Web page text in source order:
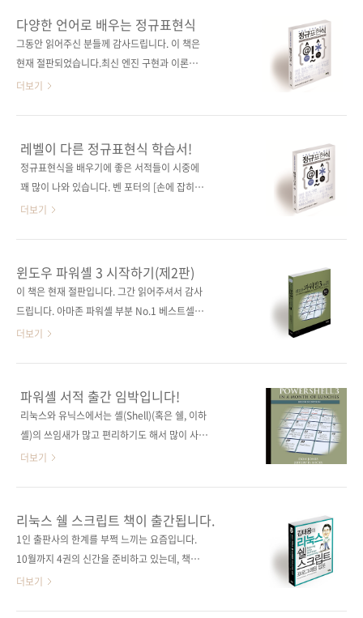
번가] [알라딘] [예스이십사] [인터파크] [쿠팡]
전자책 구매 사이트(가나다순) [교보문고] [구글
북스] [리디북스] [알라딘] [예스이십..
(BingChat) 등 내로라하는 기업들에서 앞다투
어 내놓았죠. 바로 얼마 전 네이버에서도 하이퍼
클로바X(HyperCLOVA X)를 선보였습니다. '기
호기심 때문이라도 한 번쯤 써봤을 것이라고 생
각합니다. 등장 당시 굉장한 충격으로 다가왔고,
출판계에서도 이 흐름을 놓치지 않고 수많은 책
이 쏟아져 나왔습니다. 저도 안 써볼 수 없어서
이번에 소개해드릴 《인간 vs. AI 정규표현식 ..
다양한 언어로 배우는 정규표현식
그동안 읽어주신 분들께 감사드립니다. 이 책은
현재 절판되었습니다.최신 엔진 구현과 이론적
배경!한 권으로 배우는 정규표현식의 모든 것!
9784774172705)저자명 신야 료마, 스즈키 유
스케, 타카타 켄역자명 김완섭출판일 2016년 2
월 29일페이지 424쪽시리즈 (없음)판 형
26,000원ISBN 979-11-85890-45-6 (93000)
키워드 정규식, 문자열, 기본3연산, 역참조, 백트
기타 관련 사이트■ 아마존 소개 페이지■ 원출
판사 페이지 관련 포스트■ 2016/02/22 - [출
간전 책소식] - 레..
더보기
레벨이 다른 정규표현식 학습서!
정규표현식을 배우기에 좋은 서적들이 시중에
꽤 많이 나와 있습니다. 벤 포터의 [손에 잡히는
정규 표현식]도 있고, [처음 시작하는 정규표현
았던 것으로 알고 있습니다. (지금 보니 일부 서
적은 절판되었네요.ㅠㅠ) 이 서적들은 정규표현
식을 빠르고 제대로 배우기에 좋은 서적임이 분
의 정규표현식을 준비하였습니다. 이번에 펴내
는 책의 특징을 말하자면, 책 부제에도 나와 있듯
는 점일 겁니다. 자바, 파이썬, 자바스크립트, 펄,
루비 등의 언어로 정규표현식을 설명하고 있습
니다. 그래서 여러분이 자주 사용하는 언어에서
의 정규표현식 ..
더보기
윈도우 파워셸 3 시작하기(제2판)
이 책은 현재 절판입니다. 그간 읽어주셔서 감사
드립니다. 아마존 파워셸 부분 No.1 베스트셀
러! 국내 최초의 윈도우 파워셸 서적! 출판사 제
of Lunches, Second Edition(원서 ISBN
9781617291081) 저자명 돈 존스, 제프리 힉스
역자명 조인중, 강성용 출판일 2013년 5월 22
반양장(Soft Cover) 정 가 28,000원 ISBN
978-89-94506-65-4 부가기호: 93000 키워드
정규표현식 / WMI / 스크립트 / 서식..
더보기
파워셸 서적 출간 임박입니다!
리눅스와 유닉스에서는 셸(Shell)(혹은 쉘, 이하
셸)의 쓰임새가 많고 편리하기도 해서 많이 사용
되고 있지만, 상대적으로 윈도우에서는 GUI로
리하기 위해 파워셸(PowerShell) 1.0을 2006
년에 발표하였습니다. 현재 버전 3까지 출시가
되어 있는데요. 아쉽게도, 국내에서는 파워셸에
다. 그래서 국내 윈도우 서버 관리가 필요한 분들
은 외국 문서나 커뮤니티 등의 도움을 받으며 서
더보기
리눅스 쉘 스크립트 책이 출간됩니다.
1인 출판사의 한계를 부쩍 느끼는 요즘입니다.
10월까지 4권의 신간을 준비하고 있는데, 책은
정말 제대로 펴내고 싶지만 시간과 일손은 정해
더보기